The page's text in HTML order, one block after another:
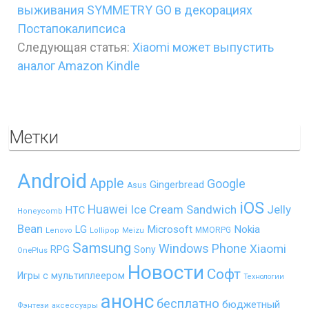
выживания SYMMETRY GO в декорациях
Постапокалипсиса
Следующая статья: Xiaomi может выпустить
аналог Amazon Kindle
Метки
Android Apple Asus Gingerbread Google
Honeycomb HTC Huawei Ice Cream Sandwich iOS Jelly
Bean Lenovo LG Lollipop Meizu Microsoft MMORPG Nokia
OnePlus RPG Samsung Sony Windows Phone Xiaomi
Игры с мультиплеером Новости Софт Технологии
Фэнтези аксессуары анонс бесплатно бюджетный